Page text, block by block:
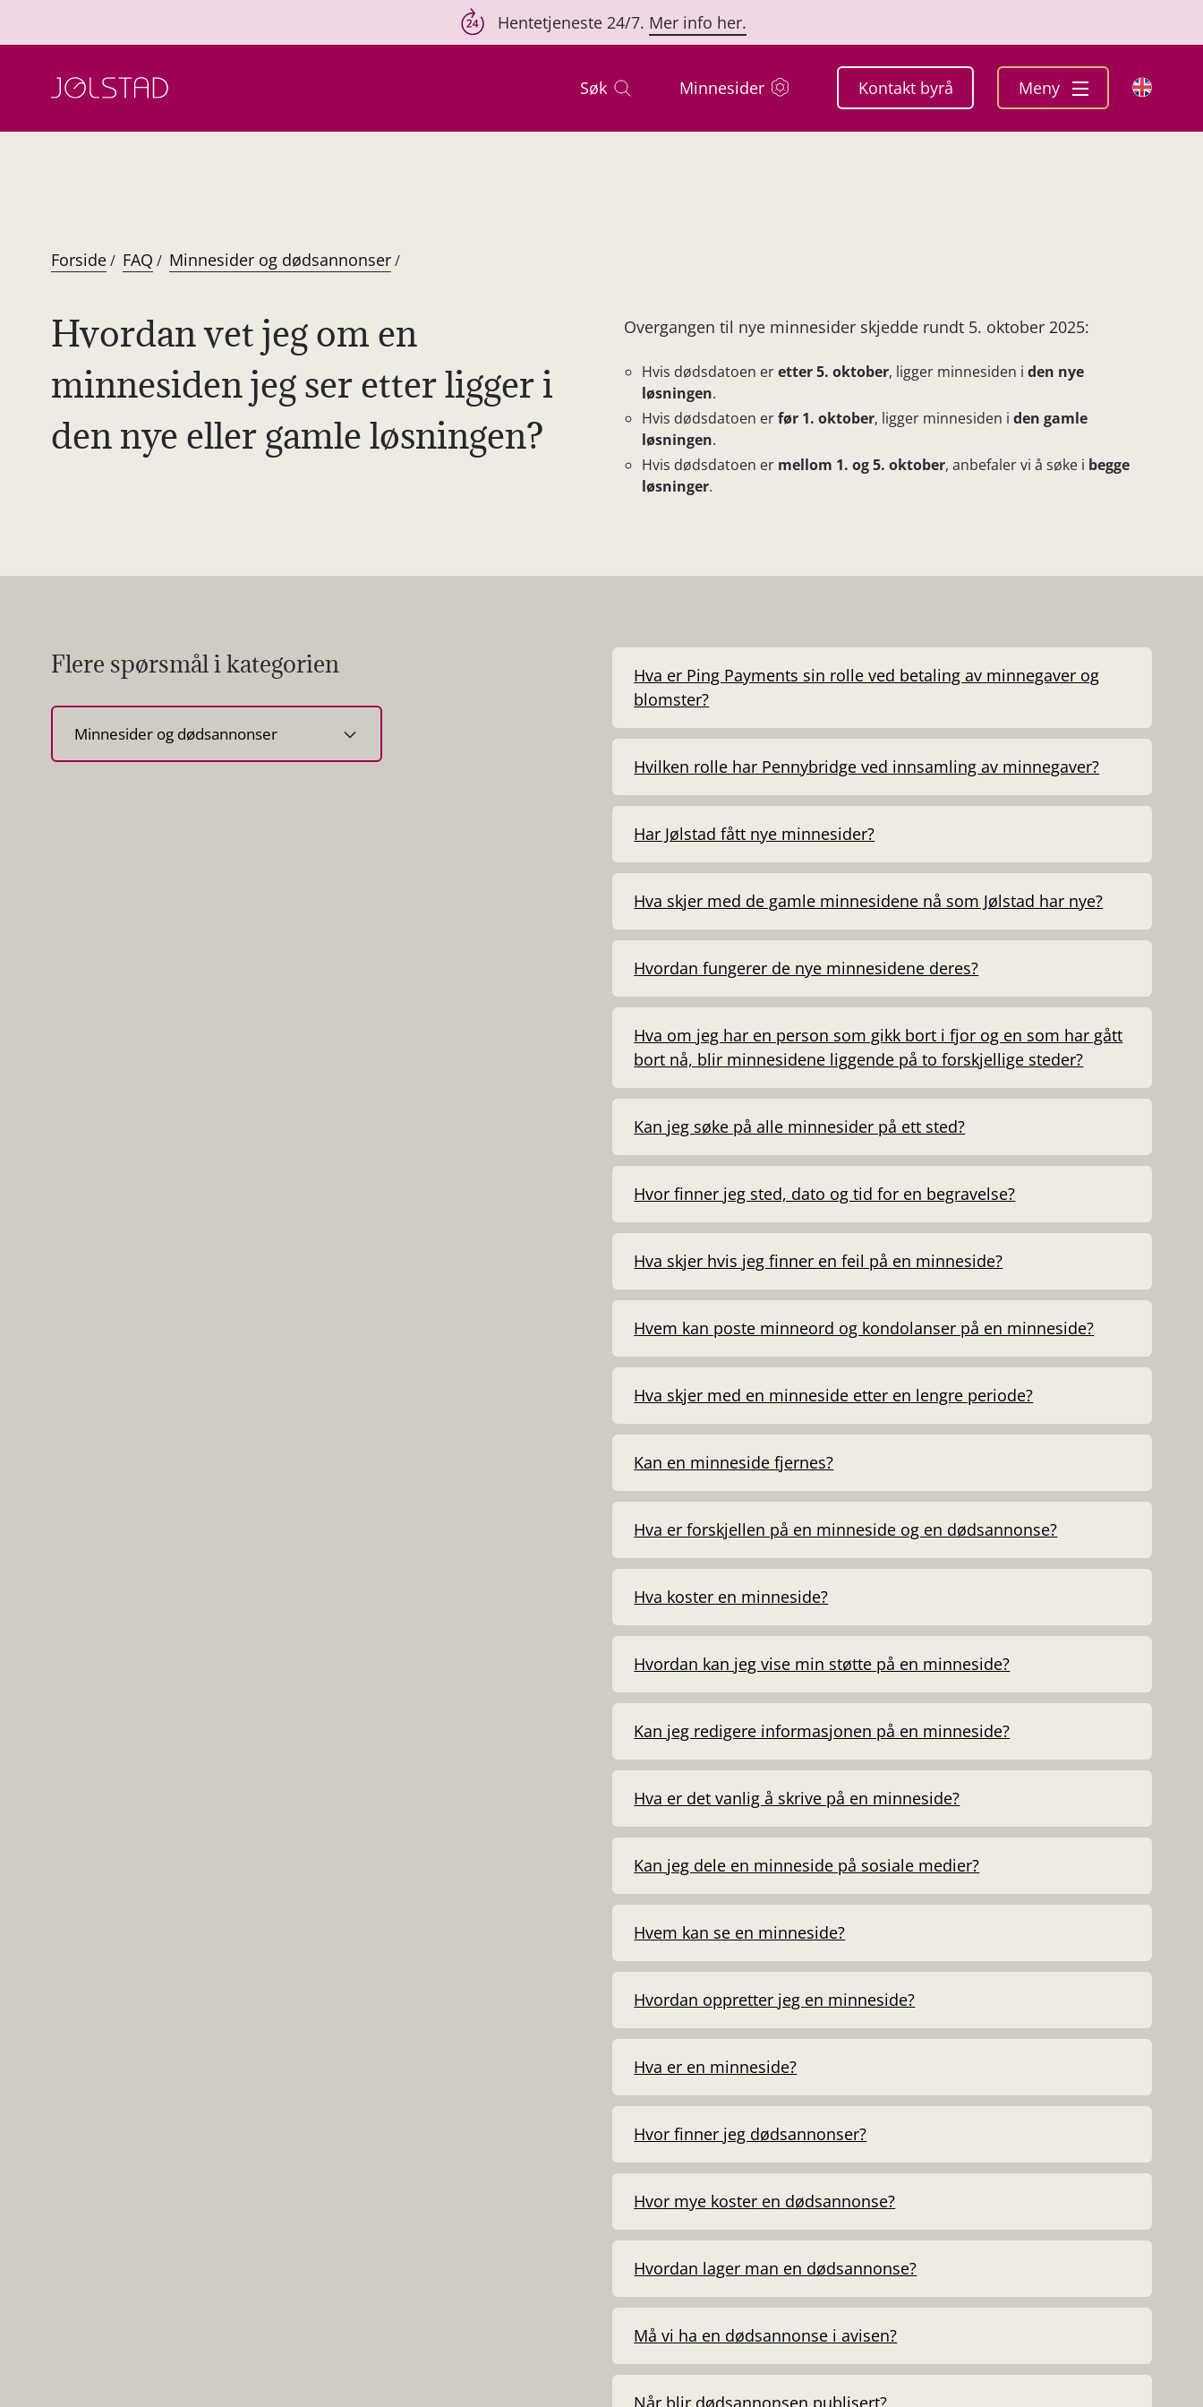
Hentetjeneste 24/7. Mer info her.
Søk Minnesider Kontakt byrå Meny
Forside/ FAQ / Minnesider og dødsannonser/
Hvordan vet jeg om en
minnesiden jeg ser etter ligger i
den nye eller gamle løsningen?
Overgangen til nye minnesider skjedde rundt 5. oktober 2025:
Hvis dødsdatoen eretter 5. oktober, ligger minnesiden i den nye
løsningen.
Hvis dødsdatoen erfør 1. oktober, ligger minnesiden i den gamle
løsningen.
Hvis dødsdatoen er mellom 1. og 5. oktober, anbefaler vi å søke i begge
løsninger.
Flere spørsmål i kategorien
Velg
kategori
Hva er Ping Payments sin rolle ved betaling av minnegaver og
blomster?
Hvilken rolle har Pennybridge ved innsamling av minnegaver?
Har Jølstad fått nye minnesider?
Hva skjer med de gamle minnesidene nå som Jølstad har nye?
Hvordan fungerer de nye minnesidene deres?
Hva om jeg har en person som gikk bort i fjor og en som har gått
bort nå, blir minnesidene liggende på to forskjellige steder?
Kan jeg søke på alle minnesider på ett sted?
Hvor finner jeg sted, dato og tid for en begravelse?
Hva skjer hvis jeg finner en feil på en minneside?
Hvem kan poste minneord og kondolanser på en minneside?
Hva skjer med en minneside etter en lengre periode?
Kan en minneside fjernes?
Hva er forskjellen på en minneside og en dødsannonse?
Hva koster en minneside?
Hvordan kan jeg vise min støtte på en minneside?
Kan jeg redigere informasjonen på en minneside?
Hva er det vanlig å skrive på en minneside?
Kan jeg dele en minneside på sosiale medier?
Hvem kan se en minneside?
Hvordan oppretter jeg en minneside?
Hva er en minneside?
Hvor finner jeg dødsannonser?
Hvor mye koster en dødsannonse?
Hvordan lager man en dødsannonse?
Må vi ha en dødsannonse i avisen?
Når blir dødsannonsen publisert?